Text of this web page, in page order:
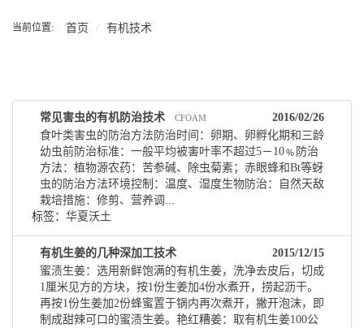
当前位置: 首页 有机技术
常见害虫的有机防治技术 CFOAM
2016/02/26
食叶类害虫的防治方法防治时间：卵期、卵孵化期和三龄
幼虫前防治标准：一般平均被害叶率不超过5－10﹪防治
方法：植物源农药：苦参碱、除虫菊素；赤眼蜂和Bt等蚜
虫的防治方法环境控制：温度、湿度生物防治：自然天敌
栽培措施：修剪、营养调...
标签： 华夏沃土
有机生姜的几种深加工技术
2015/12/15
蜜渍生姜：选用新鲜饱满的有机生姜，洗净去皮后，切成
1厘米见方的方块，按1份生姜加4份水煮开，捞起沥干。
再按1份生姜加2份蜂蜜置于锅内再次煮开，撇开泡沫，即
制成甜辣可口的蜜渍生姜。艳红糟姜：取有机生姜100公